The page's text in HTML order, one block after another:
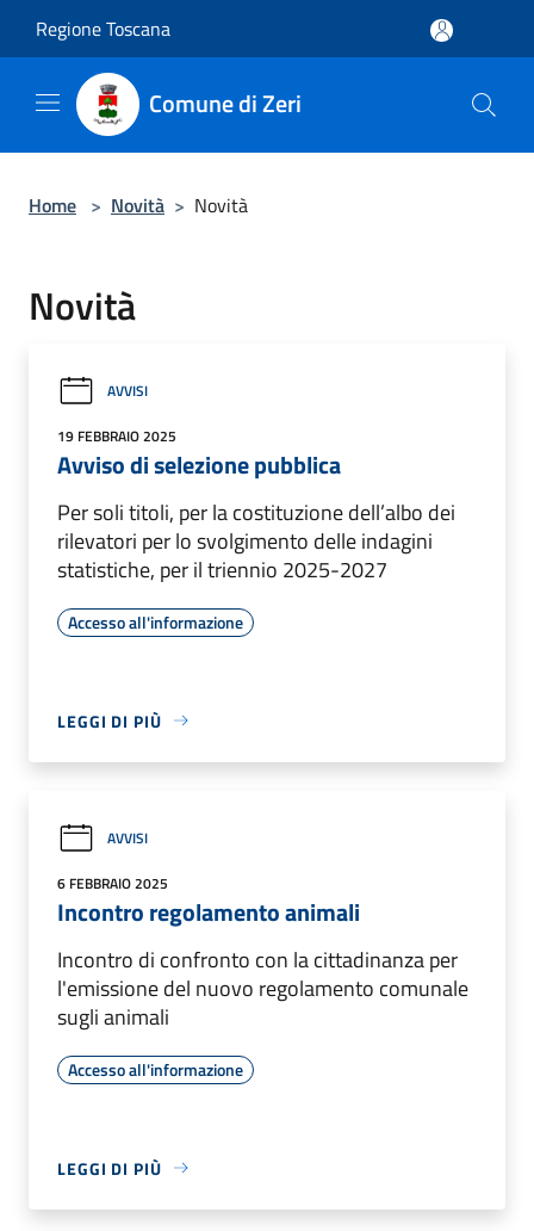
Regione Toscana
Comune di Zeri
Home > Novità > Novità
Novità
AVVISI
19 FEBBRAIO 2025
Avviso di selezione pubblica
Per soli titoli, per la costituzione dell’albo dei
rilevatori per lo svolgimento delle indagini
statistiche, per il triennio 2025-2027
Accesso all'informazione
LEGGI DI PIÙ
AVVISI
6 FEBBRAIO 2025
Incontro regolamento animali
Incontro di confronto con la cittadinanza per
l'emissione del nuovo regolamento comunale
sugli animali
Accesso all'informazione
LEGGI DI PIÙ